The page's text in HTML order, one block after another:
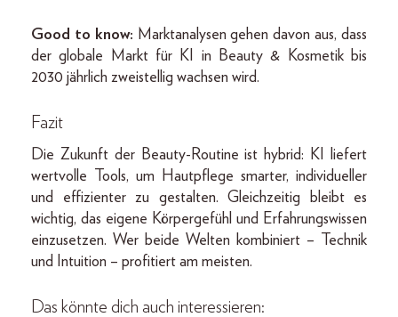
Good to know: Marktanalysen gehen davon aus, dass
der globale Markt für KI in Beauty & Kosmetik bis
2030 jährlich zweistellig wachsen wird.
Fazit
Die Zukunft der Beauty-Routine ist hybrid: KI liefert
wertvolle Tools, um Hautpflege smarter, individueller
und effizienter zu gestalten. Gleichzeitig bleibt es
wichtig, das eigene Körpergefühl und Erfahrungswissen
einzusetzen. Wer beide Welten kombiniert – Technik
und Intuition – profitiert am meisten.
Das könnte dich auch interessieren: